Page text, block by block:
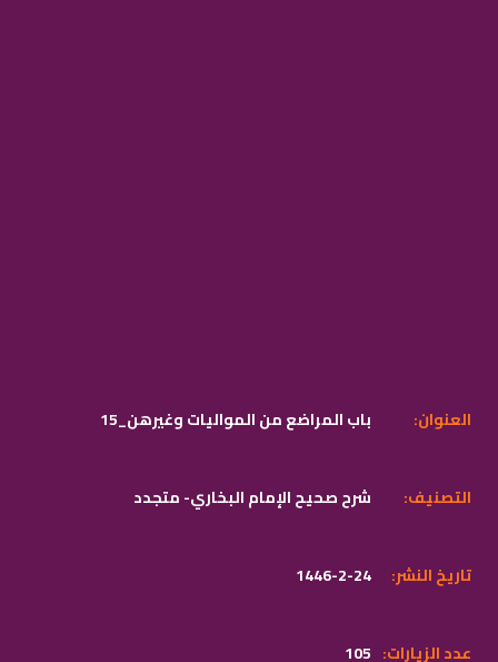
15_باب المراضع من المواليات وغيرهن :العنوان
شرح صحيح الإمام البخاري- متجدد :التصنيف
1446-2-24 :تاريخ النشر
105 :عدد الزيارات